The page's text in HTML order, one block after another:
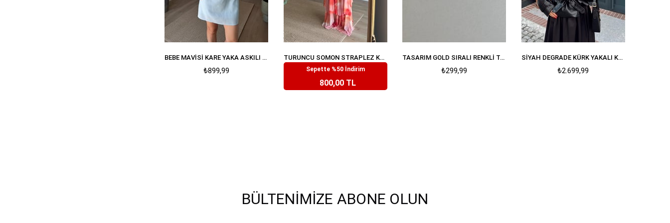
BEBE MAVISI KARE YAKA ASKILI ASTARLI PREMIUM KETEN DOKULU ELBISE
₺899,99
TURUNCU SOMON STRAPLEZ KUŞAKLI DRAPELI PREMIUM TÜL ELBISE
₺1.599,99
Sepette %50 İndirim
800,00 TL
TASARIM GOLD SIRALI RENKLI TAŞLI AYARLANABILIR YÜZÜK
₺299,99
SIYAH DEGRADE KÜRK YAKALI KEMERLI DERI CEKET
₺2.699,99
BÜLTENIMIZE ABONE OLUN